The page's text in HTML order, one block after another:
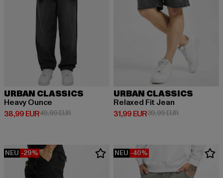
URBAN CLASSICS
Heavy Ounce
38,99 EUR
Derzeitiger Preis: 38,99 EUR
49,99 EURAktionspreis: 49,99 EUR
URBAN CLASSICS
Relaxed Fit Jean
31,99 EUR
Derzeitiger Preis: 31,99 EUR
39,99 EURAktionspreis:
NEU -29% NEU -40%